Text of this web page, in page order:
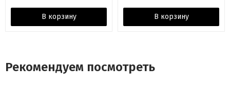
В корзину В корзину
Рекомендуем посмотреть